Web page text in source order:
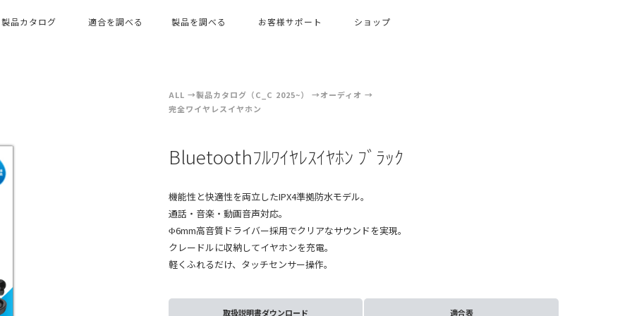
製品カタログ 適合を調べる 製品を調べる お客様サポート ショップ
ALL 製品カタログ（C_C 2025~）
オーディオ
完全ワイヤレスイヤホン
Bluetoothﾌﾙﾜｲﾔﾚｽｲﾔﾎﾝ ﾌﾞﾗｯｸ
機能性と快適性を両立したIPX4準拠防水モデル。
通話・音楽・動画音声対応。
Φ6mm高音質ドライバー採用でクリアなサウンドを実現。
クレードルに収納してイヤホンを充電。
軽くふれるだけ、タッチセンサー操作。
取扱説明書ダウンロード 適合表